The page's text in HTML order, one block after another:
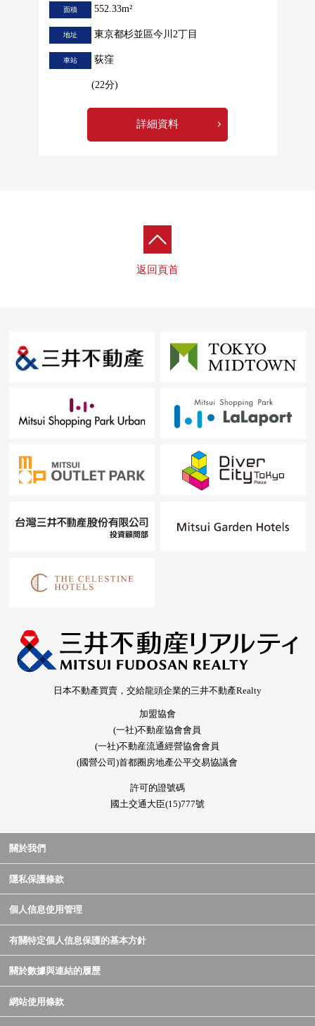
面積 552.33m²
地址 東京都杉並區今川2丁目
車站 荻窪
(22分)
詳細資料
返回頁首
日本不動產買賣，交給龍頭企業的三井不動產Realty
加盟協會
(一社)不動産協會會員
(一社)不動産流通經營協會會員
(國營公司)首都圈房地產公平交易協議會
許可的證號碼
國土交通大臣(15)777號
關於我們
隱私保護條款
個人信息使用管理
有關特定個人信息保護的基本方針
關於數據與連結的履歷
網站使用條款